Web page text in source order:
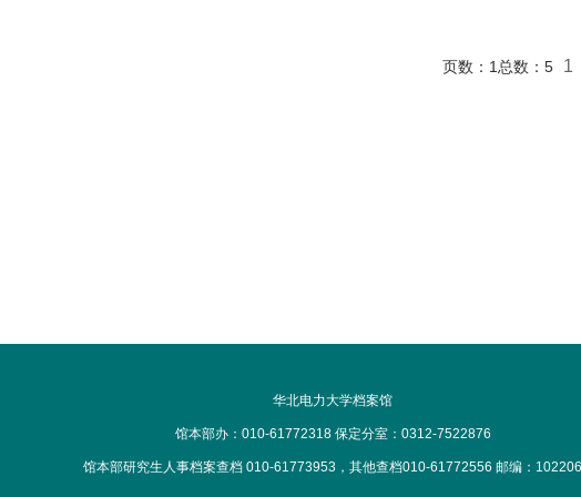
页数： 1 总数： 5 1
华北电力大学档案馆
馆本部办：010-61772318 保定分室：0312-7522876
馆本部研究生人事档案查档 010-61773953，其他查档010-61772556 邮编：102206